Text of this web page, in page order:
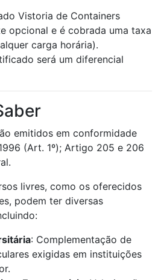
Vistoria de Containers
opcional e é cobrada uma taxa
carga horária).
será um diferencial
emitidos em conformidade
(Art. 1º); Artigo 205 e 206
livres, como os oferecidos
podem ter diversas
: Complementação de
exigidas em instituições